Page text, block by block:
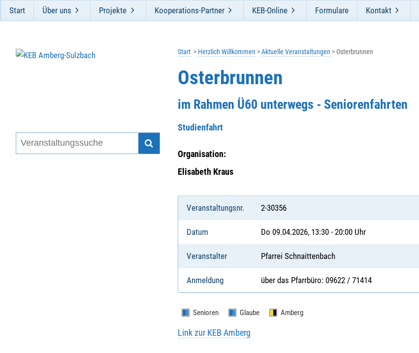
Start Über uns Projekte Kooperations-Partner KEB-Online Formulare Kontakt
Start Herzlich Willkommen Aktuelle Veranstaltungen Osterbrunnen
Osterbrunnen
im Rahmen Ü60 unterwegs - Seniorenfahrten
Studienfahrt
Organisation:
Elisabeth Kraus
Veranstaltungsnr. 2-30356
Datum Do 09.04.2026, 13:30 - 20:00 Uhr
Veranstalter Pfarrei Schnaittenbach
Anmeldung über das Pfarrbüro: 09622 / 71414
Senioren Glaube Amberg
Link zur KEB Amberg